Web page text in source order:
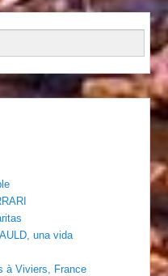
una vida
à Viviers, France